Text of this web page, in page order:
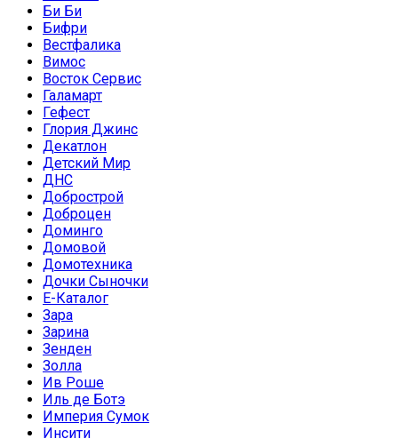
Би Би
Бифри
Вестфалика
Вимос
Восток Сервис
Галамарт
Гефест
Глория Джинс
Декатлон
Детский Мир
ДНС
Добрострой
Доброцен
Доминго
Домовой
Домотехника
Дочки Сыночки
Е-Каталог
Зара
Зарина
Зенден
Золла
Ив Роше
Иль де Ботэ
Империя Сумок
Инсити